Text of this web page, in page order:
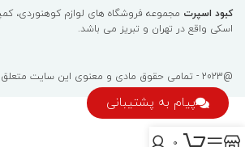
کبود اسپرت مجموعه فروشگاه های لوازم کوهنوردی،
اسکی واقع در تهران و تبریز می باشد.
@2023 - تمامی حقوق مادی و معنوی این سایت متعلق به
پیام به پشتیبانی
0